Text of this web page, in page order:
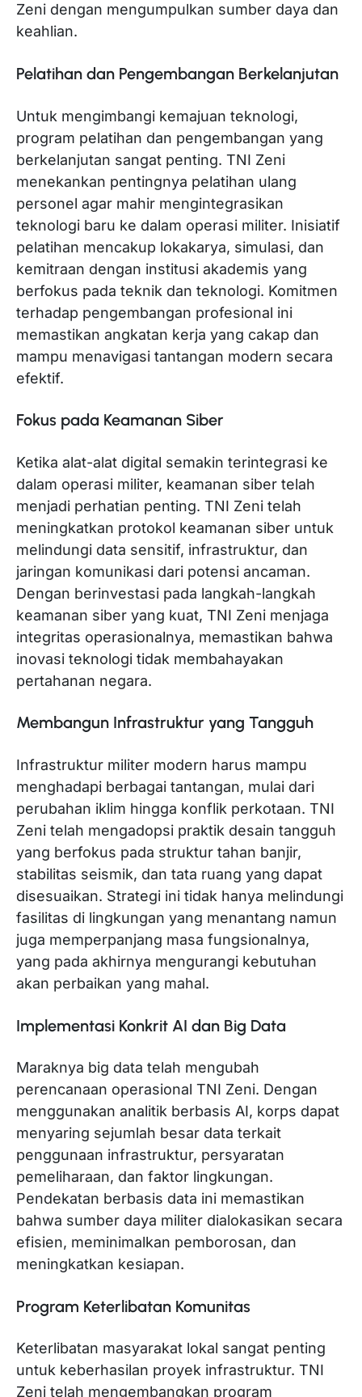
Zeni dengan mengumpulkan sumber daya dan
keahlian.
Pelatihan dan Pengembangan Berkelanjutan
Untuk mengimbangi kemajuan teknologi,
program pelatihan dan pengembangan yang
berkelanjutan sangat penting. TNI Zeni
menekankan pentingnya pelatihan ulang
personel agar mahir mengintegrasikan
teknologi baru ke dalam operasi militer. Inisiatif
pelatihan mencakup lokakarya, simulasi, dan
kemitraan dengan institusi akademis yang
berfokus pada teknik dan teknologi. Komitmen
terhadap pengembangan profesional ini
memastikan angkatan kerja yang cakap dan
mampu menavigasi tantangan modern secara
efektif.
Fokus pada Keamanan Siber
Ketika alat-alat digital semakin terintegrasi ke
dalam operasi militer, keamanan siber telah
menjadi perhatian penting. TNI Zeni telah
meningkatkan protokol keamanan siber untuk
melindungi data sensitif, infrastruktur, dan
jaringan komunikasi dari potensi ancaman.
Dengan berinvestasi pada langkah-langkah
keamanan siber yang kuat, TNI Zeni menjaga
integritas operasionalnya, memastikan bahwa
inovasi teknologi tidak membahayakan
pertahanan negara.
Membangun Infrastruktur yang Tangguh
Infrastruktur militer modern harus mampu
menghadapi berbagai tantangan, mulai dari
perubahan iklim hingga konflik perkotaan. TNI
Zeni telah mengadopsi praktik desain tangguh
yang berfokus pada struktur tahan banjir,
stabilitas seismik, dan tata ruang yang dapat
disesuaikan. Strategi ini tidak hanya melindungi
fasilitas di lingkungan yang menantang namun
juga memperpanjang masa fungsionalnya,
yang pada akhirnya mengurangi kebutuhan
akan perbaikan yang mahal.
Implementasi Konkrit AI dan Big Data
Maraknya big data telah mengubah
perencanaan operasional TNI Zeni. Dengan
menggunakan analitik berbasis AI, korps dapat
menyaring sejumlah besar data terkait
penggunaan infrastruktur, persyaratan
pemeliharaan, dan faktor lingkungan.
Pendekatan berbasis data ini memastikan
bahwa sumber daya militer dialokasikan secara
efisien, meminimalkan pemborosan, dan
meningkatkan kesiapan.
Program Keterlibatan Komunitas
Keterlibatan masyarakat lokal sangat penting
untuk keberhasilan proyek infrastruktur. TNI
Zeni telah mengembangkan program